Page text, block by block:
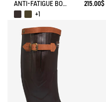
ANTI-FATIGUE BOOT PARCOURS 2.0
215.00$
+1